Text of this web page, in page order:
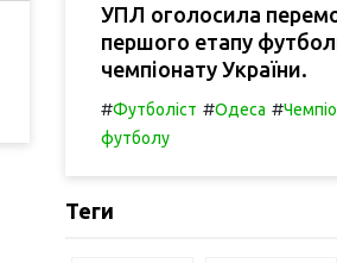
УПЛ оголосила
першого етапу
чемпіонату України.
#Футболіст #Одеса #
футболу
Теги